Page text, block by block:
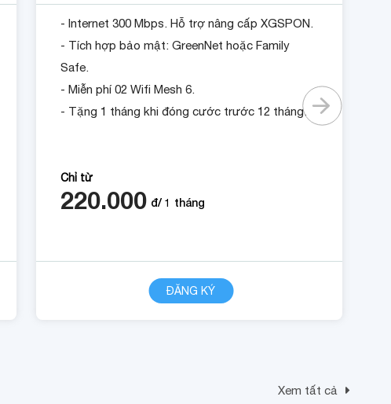
- Internet 300 Mbps. Hỗ trợ nâng cấp XGSPON.
- Tích hợp bảo mật: GreenNet hoặc Family
Safe.
- Miễn phí 02 Wifi Mesh 6.
- Tặng 1 tháng khi đóng cước trước 12 tháng.
Chỉ từ
220.000 đ/1 tháng
ĐĂNG KÝ
CHI TIẾT
Xem tất cả